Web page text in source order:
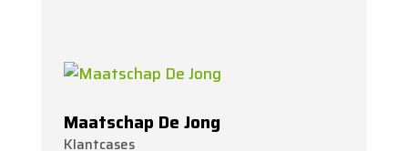
Maatschap De Jong
Klantcases